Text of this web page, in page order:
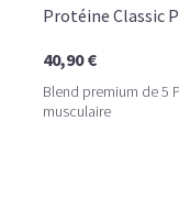
Protéine Classic
40,90 €
Blend premium de 5
musculaire